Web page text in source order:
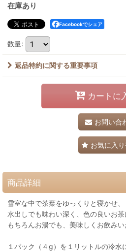
在庫あり
Facebookでシェア
数量:
返品特約に関する重要事項
カートに
お問い合
お気に入
商品詳細
雪室な中で茶葉をゆっくりと寝かせ、
水出しでも味わい深く、色の良いお茶
もちろんお湯でも、美味しくお飲みい
１パック（４g）を１リットルの冷